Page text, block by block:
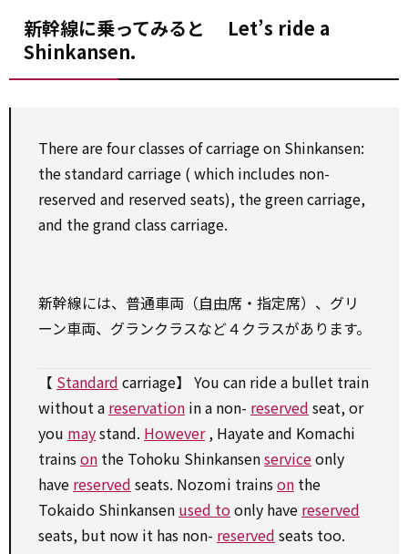
新幹線に乗ってみると Let’s ride a
Shinkansen.
There are four classes of carriageon Shinkansen:
thestandard carriage ( which includes non-
reserved and reserved seats), the green carriage,
and the grand class carriage.
新幹線には、普通車両（自由席・指定席）、グリ
ーン車両、グランクラスなど４クラスがあります。
【 Standard carriage】 You can ride a bullet train
without a reservation in a non- reserved seat, or
you maystand. However, Hayate and Komachi
trains on the Tohoku Shinkansenserviceonly
have reserved seats. Nozomi trains on the
Tokaido Shinkansen used toonly have reserved
seats, but now it has non- reserved seats too.